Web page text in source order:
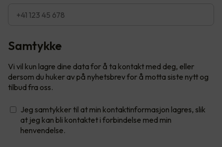
Samtykke
Vi vil kun lagre dine data for å ta kontakt med deg, eller
dersom du huker av på nyhetsbrev for å motta siste nytt og
tilbud fra oss.
Jeg samtykker til at min kontaktinformasjon lagres, slik
at jeg kan bli kontaktet i forbindelse med min
henvendelse.